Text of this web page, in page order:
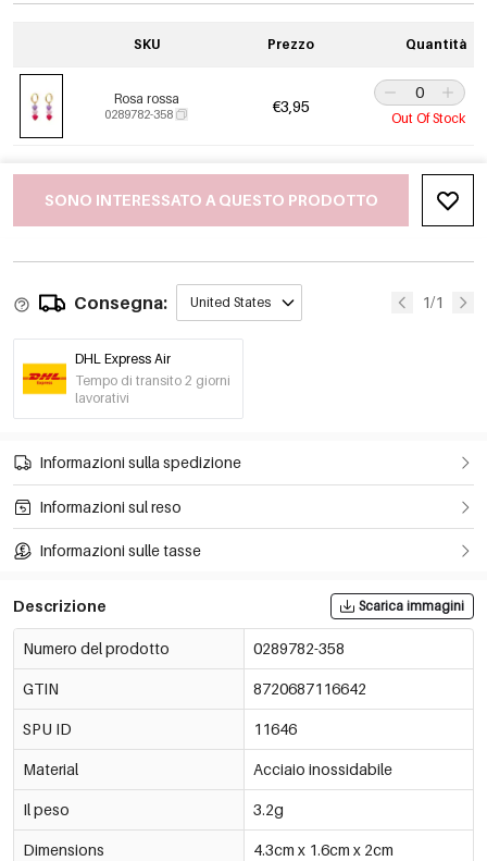
SKU Prezzo Quantità
Rosa rossa
0289782-358 €3,95
Out Of Stock
SONO INTERESSATO A QUESTO PRODOTTO
Consegna: United States 1/1
DHL Express Air
Tempo di transito 2 giorni
lavorativi
Informazioni sulla spedizione
Informazioni sul reso
Informazioni sulle tasse
Descrizione Scarica immagini
Numero del prodotto 0289782-358
GTIN 8720687116642
SPU ID 11646
Material Acciaio inossidabile
Il peso 3.2g
Dimensions 4.3cm x 1.6cm x 2cm